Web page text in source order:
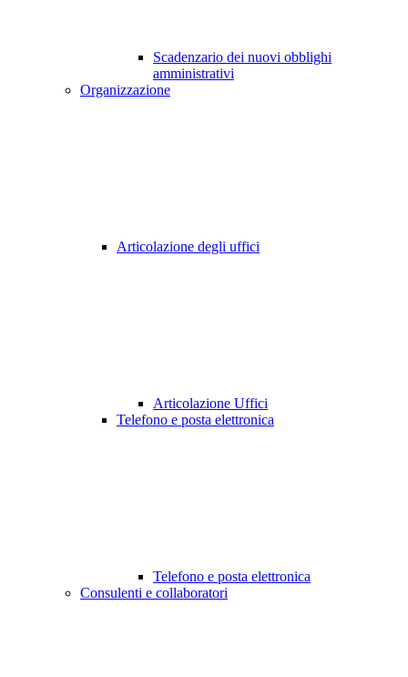
Scadenzario dei nuovi obblighi
amministrativi
Organizzazione
Articolazione degli uffici
Articolazione Uffici
Telefono e posta elettronica
Telefono e posta elettronica
Consulenti e collaboratori